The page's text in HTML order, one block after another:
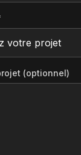
(optionnel)